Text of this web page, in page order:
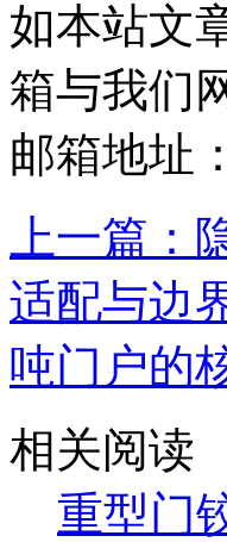
如本站文
箱与我们
邮箱地址
上一篇
适配与边
吨门户的
相关阅读
重型门